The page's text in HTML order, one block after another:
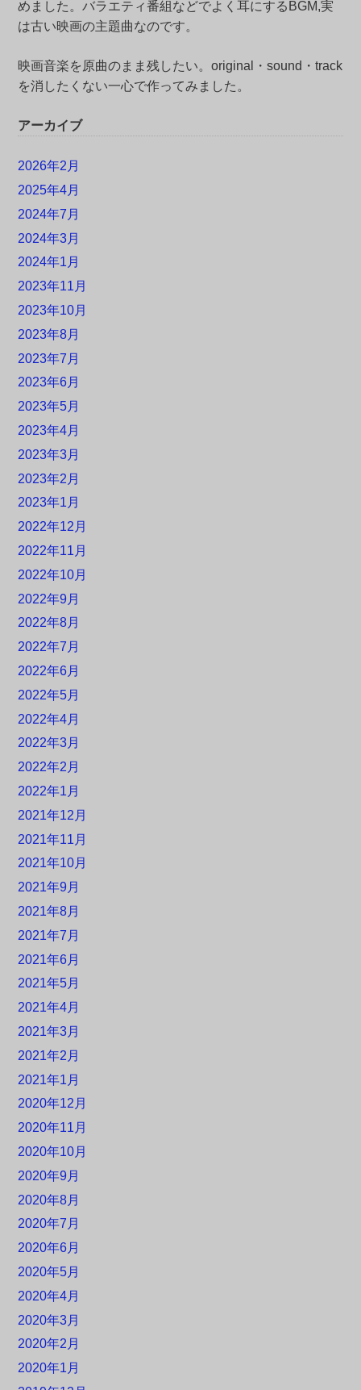
めました。バラエティ番組などでよく耳にするBGM,実
は古い映画の主題曲なのです。
映画音楽を原曲のまま残したい。original・sound・track
を消したくない一心で作ってみました。
アーカイブ
2026年2月
2025年4月
2024年7月
2024年3月
2024年1月
2023年11月
2023年10月
2023年8月
2023年7月
2023年6月
2023年5月
2023年4月
2023年3月
2023年2月
2023年1月
2022年12月
2022年11月
2022年10月
2022年9月
2022年8月
2022年7月
2022年6月
2022年5月
2022年4月
2022年3月
2022年2月
2022年1月
2021年12月
2021年11月
2021年10月
2021年9月
2021年8月
2021年7月
2021年6月
2021年5月
2021年4月
2021年3月
2021年2月
2021年1月
2020年12月
2020年11月
2020年10月
2020年9月
2020年8月
2020年7月
2020年6月
2020年5月
2020年4月
2020年3月
2020年2月
2020年1月